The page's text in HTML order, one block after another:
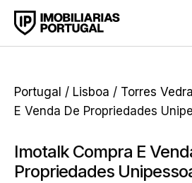
Portugal / Lisboa / Torres
E Venda De Propriedades
Imotalk Compra E
Propriedades